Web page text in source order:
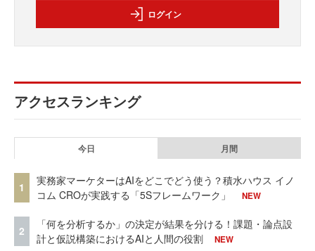
ログイン
アクセスランキング
今日 月間
1
実務家マーケターはAIをどこでどう使う？積水ハウス イノ
コム CROが実践する「5Sフレームワーク」
NEW
2
「何を分析するか」の決定が結果を分ける！課題・論点設
計と仮説構築におけるAIと人間の役割
NEW